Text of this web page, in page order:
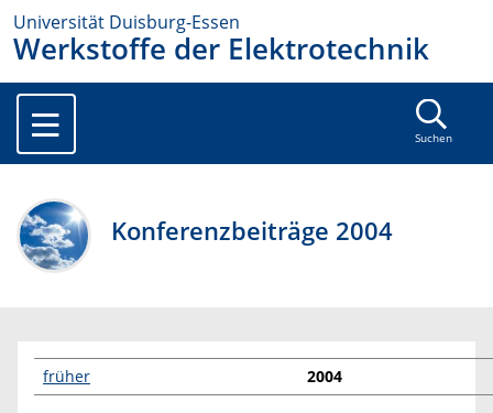
Universität Duisburg-Essen
Werkstoffe der Elektrotechnik
Suchen
Konferenzbeiträge 2004
früher 2004